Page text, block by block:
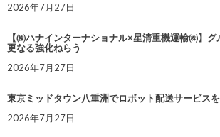
2026年7月27日
【㈱ハナインターナショナル×星清重機運輸㈱】
更なる強化ねらう
2026年7月27日
東京ミッドタウン八重洲でロボット配送サービス
2026年7月27日